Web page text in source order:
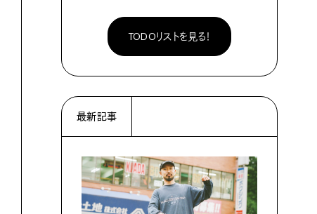
TODOリストを見る！
最新記事